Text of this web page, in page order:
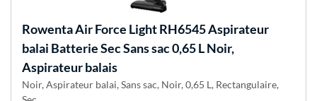
RowentaAir Force Light RH6545 Aspirateur
balai Batterie Sec Sans sac 0,65 L Noir,
Aspirateur balais
Noir, Aspirateur balai, Sans sac, Noir, 0,65 L, Rectangulaire,